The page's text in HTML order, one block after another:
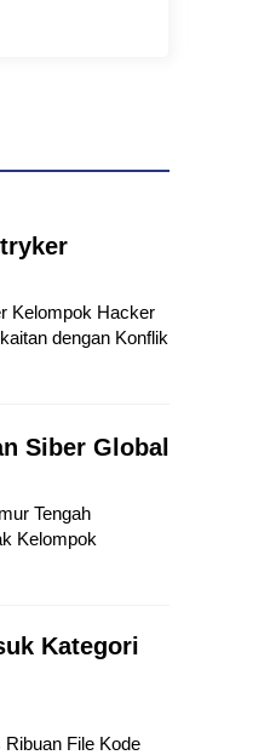
Kelompok Hacker
dengan Konflik
Siber Global
Tengah
Kelompok
Kategori
File Kode